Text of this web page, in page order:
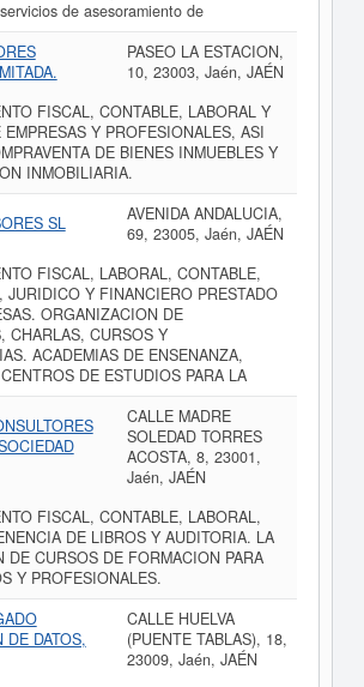
de asesoramiento de
PASEO LA ESTACION,
10, 23003, Jaén, JAÉN
FISCAL, CONTABLE, LABORAL Y
Y PROFESIONALES, ASI
DE BIENES INMUEBLES Y
INMOBILIARIA.
SL
AVENIDA ANDALUCIA,
69, 23005, Jaén, JAÉN
FISCAL, LABORAL, CONTABLE,
JURIDICO Y FINANCIERO PRESTADO
ORGANIZACION DE
CHARLAS, CURSOS Y
ACADEMIAS DE ENSENANZA,
DE ESTUDIOS PARA LA
CALLE MADRE
SOLEDAD TORRES
ACOSTA, 8, 23001,
Jaén, JAÉN
FISCAL, CONTABLE, LABORAL,
DE LIBROS Y AUDITORIA. LA
DE CURSOS DE FORMACION PARA
Y PROFESIONALES.
DE DATOS,
CALLE HUELVA
(PUENTE TABLAS), 18,
23009, Jaén, JAÉN